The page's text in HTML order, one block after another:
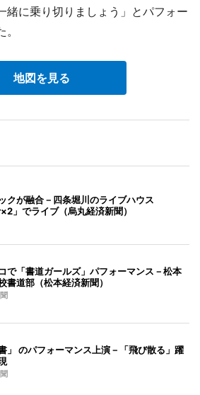
緒に乗り切りましょう」とパフォー
地図を見る
クが融合－四条堀川のライブハウス
」でライブ（烏丸経済新聞）
で「書道ガールズ」パフォーマンス－松本
書道部（松本経済新聞）
」 のパフォーマンス上演－「飛び散る」躍